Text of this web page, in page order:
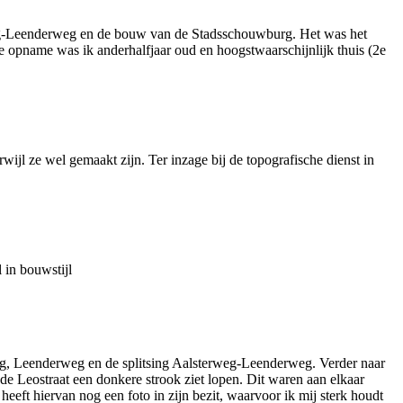
en de bouw van de Stadsschouwburg. Het was het
opname was ik anderhalfjaar oud en hoogstwaarschijnlijk thuis (2e
ze wel gemaakt zijn. Ter inzage bij de topografische dienst in
in bouwstijl
Leenderweg en de splitsing Aalsterweg-Leenderweg. Verder naar
Leostraat een donkere strook ziet lopen. Dit waren aan elkaar
hiervan nog een foto in zijn bezit, waarvoor ik mij sterk houdt